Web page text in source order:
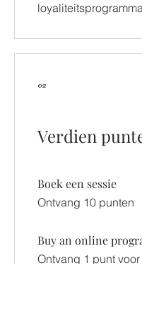
02
Verdien
Boek een sessie
Ontvang 10 punten
Buy an online
Ontvang 1 punt